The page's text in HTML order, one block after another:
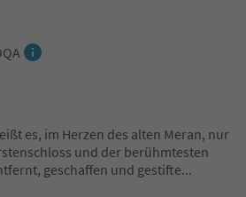
es, im Herzen des alten Meran, nur
und der berühmtesten
geschaffen und gestifte...